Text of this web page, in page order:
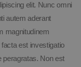
elit. Nunc omni
autem aderant
magnitudinem
est investigatio
Non est